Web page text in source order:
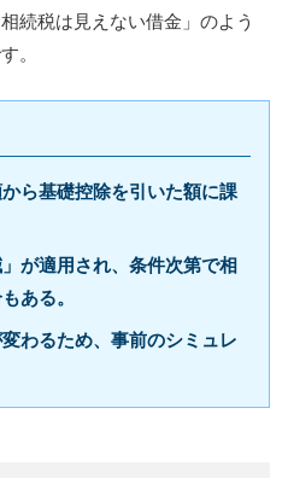
続税は見えない借金」のよう
。
ら基礎控除を引いた額に課
が適用され、条件次第で相
ある。
わるため、事前のシミュレ